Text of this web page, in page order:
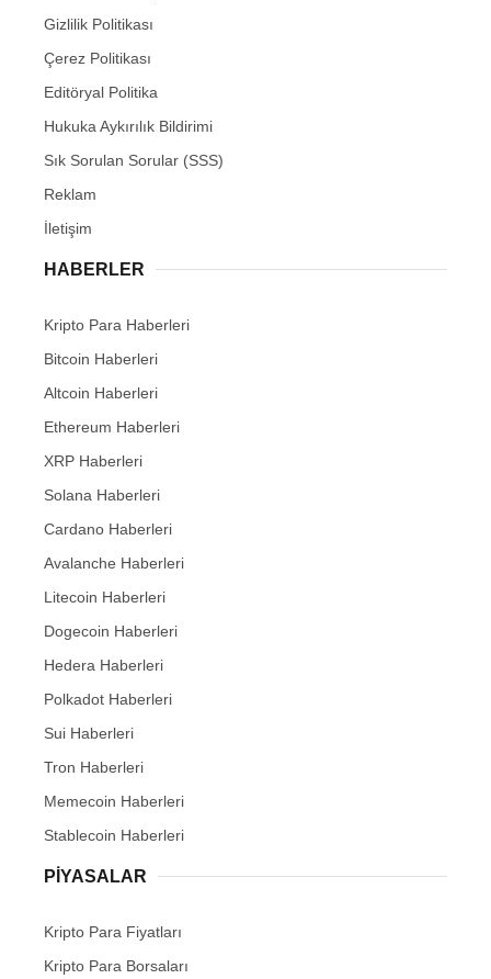
Gizlilik Politikası
Çerez Politikası
Editöryal Politika
Hukuka Aykırılık Bildirimi
Sık Sorulan Sorular (SSS)
Reklam
İletişim
HABERLER
Kripto Para Haberleri
Bitcoin Haberleri
Altcoin Haberleri
Ethereum Haberleri
XRP Haberleri
Solana Haberleri
Cardano Haberleri
Avalanche Haberleri
Litecoin Haberleri
Dogecoin Haberleri
Hedera Haberleri
Polkadot Haberleri
Sui Haberleri
Tron Haberleri
Memecoin Haberleri
Stablecoin Haberleri
PIYASALAR
Kripto Para Fiyatları
Kripto Para Borsaları